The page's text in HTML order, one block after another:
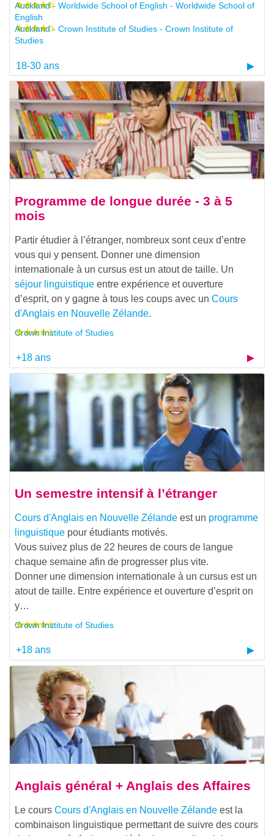
Auckland - Worldwide School of English - Worldwide School of
English
Auckland - Crown Institute of Studies - Crown Institute of
Studies
18-30 ans
Programme de longue durée - 3 à 5
mois
Partir étudier à l’étranger, nombreux sont ceux d’entre
vous qui y pensent. Donner une dimension
internationale à un cursus est un atout de taille. Un
séjour linguistique entre expérience et ouverture
d’esprit, on y gagne à tous les coups avec un Cours
d'Anglais en Nouvelle Zélande.
Crown Institute of Studies
+18 ans
Un semestre intensif à l’étranger
Cours d'Anglais en Nouvelle Zélande est un programme
linguistique pour étudiants motivés.
Vous suivez plus de 22 heures de cours de langue
chaque semaine afin de progresser plus vite.
Donner une dimension internationale à un cursus est un
atout de taille. Entre expérience et ouverture d’esprit on
y…
Crown Institute of Studies
+18 ans
Anglais général + Anglais des Affaires
Le cours Cours d'Anglais en Nouvelle Zélande est la
combinaison linguistique permettant de suivre des cours